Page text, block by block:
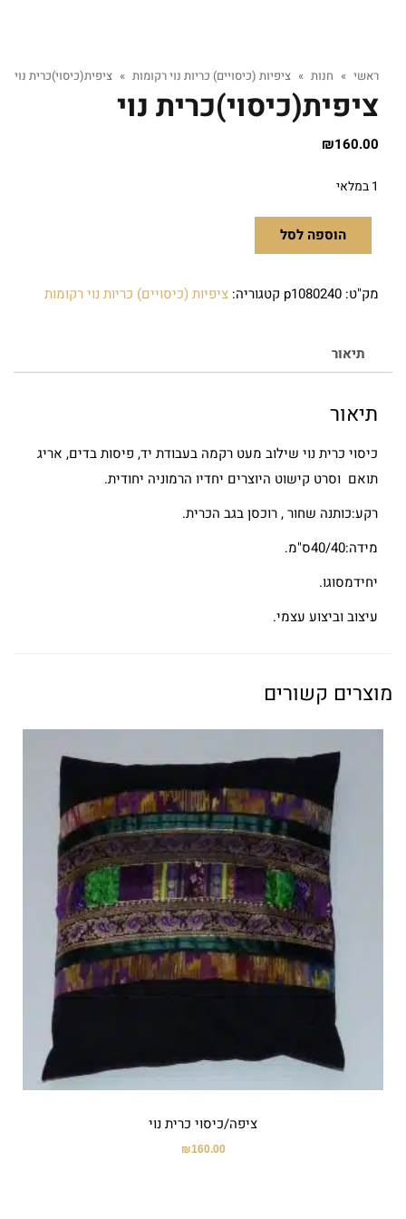
ראשי » חנות » ציפיות (כיסויים) כריות נוי רקומות » ציפית(כיסוי)כרית נוי
ציפית(כיסוי)כרית נוי
₪160.00
1 במלאי
הוספה לסל
מק"ט: p1080240 קטגוריה: ציפיות (כיסויים) כריות נוי רקומות
תיאור
תיאור
כיסוי כרית נוי שילוב מעט רקמה בעבודת יד, פיסות בדים, אריג
תואם וסרט קישוט היוצרים יחדיו הרמוניה יחודית.
רקע:כותנה שחור , רוכסן בגב הכרית.
מידה:40/40ס"מ.
יחידמסוגו.
עיצוב וביצוע עצמי.
מוצרים קשורים
ציפה/כיסוי כרית נוי
₪160.00